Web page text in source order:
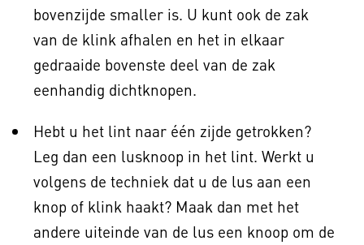
bovenzijde smaller is. U kunt ook de zak
van de klink afhalen en het in elkaar
gedraaide bovenste deel van de zak
eenhandig dichtknopen.
Hebt u het lint naar één zijde getrokken?
Leg dan een lusknoop in het lint. Werkt u
volgens de techniek dat u de lus aan een
knop of klink haakt? Maak dan met het
andere uiteinde van de lus een knoop om de